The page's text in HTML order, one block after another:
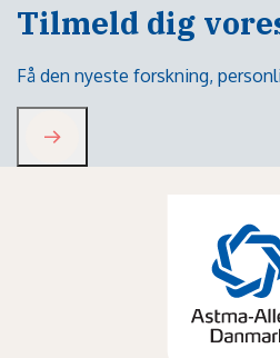
Tilmeld dig
Få den nyeste forskning,